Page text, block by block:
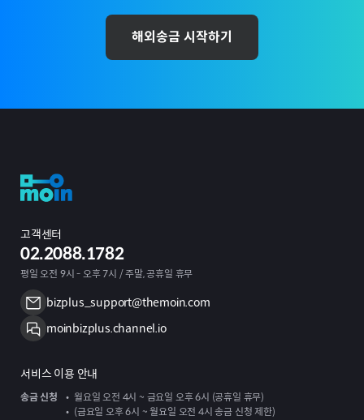
해외송금 시작하기
고객센터
02.2088.1782
평일 오전 9시 - 오후 7시 / 주말, 공휴일 휴무
bizplus_support@themoin.com
moinbizplus.channel.io
서비스 이용 안내
송금 신청
월요일 오전 4시 ~ 금요일 오후 6시 (공휴일 휴무)
(금요일 오후 6시 ~ 월요일 오전 4시 송금 신청 제한)